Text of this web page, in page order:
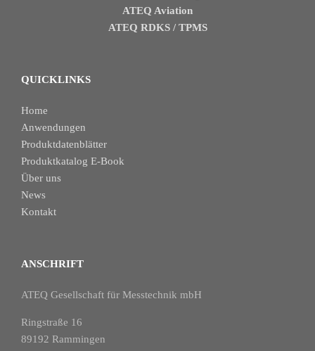
ATEQ Aviation
ATEQ RDKS / TPMS
QUICKLINKS
Home
Anwendungen
Produktdatenblätter
Produktkatalog E-Book
Über uns
News
Kontakt
ANSCHRIFT
ATEQ Gesellschaft für Messtechnik mbH
Ringstraße 16
89192 Rammingen